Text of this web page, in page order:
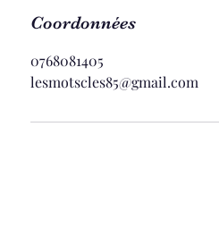
Coordonnées
0768081405
lesmotscles85@gmail.com